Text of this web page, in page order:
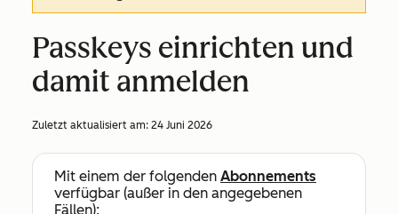
Passkeys einrichten und
damit anmelden
Zuletzt aktualisiert am: 24 Juni 2026
Mit einem der folgenden Abonnements
verfügbar (außer in den angegebenen
Fällen):